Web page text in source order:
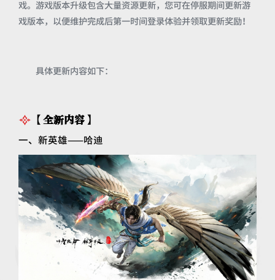
戏。游戏版本升级包含大量资源更新，您可在停服期间更新游
戏版本，以便维护完成后第一时间登录体验并领取更新奖励！
具体更新内容如下：
【全新内容】
一、新英雄——哈迪